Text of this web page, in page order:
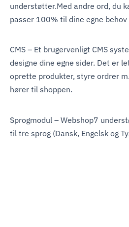
understøtter.Med andre ord, du
passer 100% til dine egne behov
CMS – Et brugervenligt CMS
designe dine egne sider. Det er
oprette produkter, styre ordrer
hører til shoppen.
Sprogmodul – Webshop7
til tre sprog (Dansk, Engelsk og